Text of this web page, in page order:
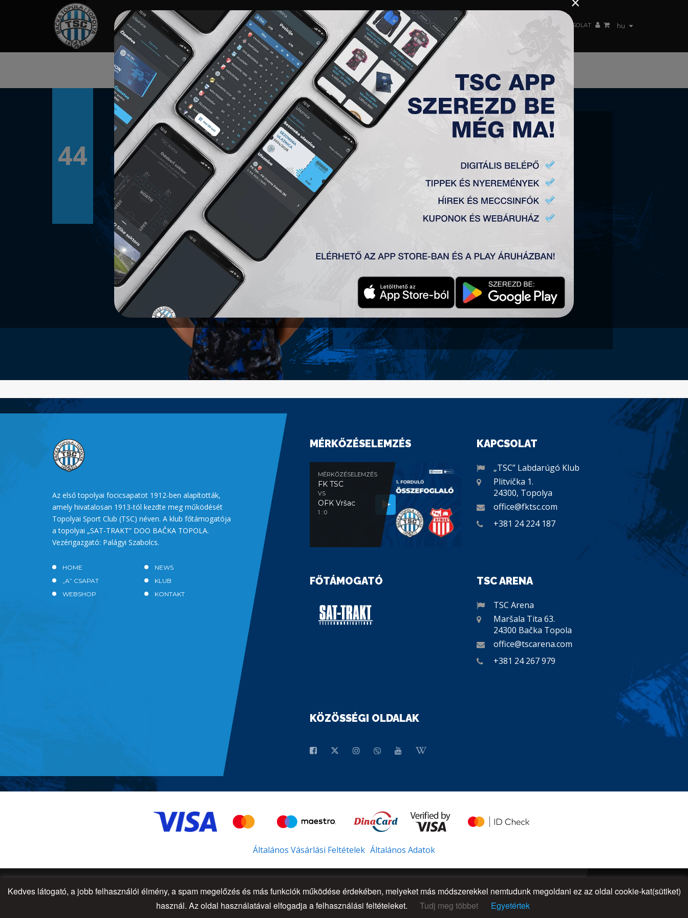
hu
HOME TÁMOGATÓK NEWS GALÉRIA „A” CSAPAT TAGSÁG JEGYEK AKKREDITÁCIÓ KLUB AKADÉMIA NŐI CSAPAT KAPCSOLAT
44 PIVNIČKI NEMANJA
Az első topolyai focicsapatot 1912-ben alapították,
amely hivatalosan 1913-tól kezdte meg működését
Topolyai Sport Club (TSC) néven. A klub főtámogatója
a topolyai „SAT-TRAKT” DOO BAČKA TOPOLA.
Vezérigazgató: Palágyi Szabolcs.
HOME
NEWS
„A” CSAPAT
KLUB
WEBSHOP
KONTAKT
MÉRKŐZÉSELEMZÉS
MÉRKŐZÉSELEMZÉS
FK TSC
VS
OFK Vršac
1 : 0
KAPCSOLAT
„TSC” Labdarúgó Klub
Plitvička 1.
24300, Topolya
office@fktsc.com
+381 24 224 187
FŐTÁMOGATÓ TSC ARENA
TSC Arena
Maršala Tita 63.
24300 Bačka Topola
office@tscarena.com
+381 24 267 979
KÖZÖSSÉGI OLDALAK
Általános Vásárlási Feltételek Általános Adatok
© 2026 - All Rights Reserved UP
Kedves látogató, a jobb felhasználói élmény, a spam megelőzés és más funkciók működése érdekében, melyeket más módszerekkel nemtudunk megoldani ez az oldal cookie-kat(sütiket)
használ. Az oldal használatával elfogadja a felhasználási feltételeket.
Tudj meg többet Egyetértek